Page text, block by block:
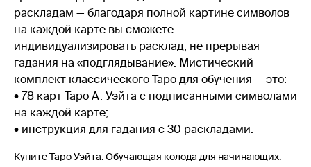
раскладам — благодаря полной картине символов
на каждой карте вы сможете
индивидуализировать расклад, не прерывая
гадания на «подглядывание». Мистический
комплект классического Таро для обучения — это:
• 78 карт Таро А. Уэйта с подписанными символами
на каждой карте;
• инструкция для гадания с 30 раскладами.
Купите Таро Уэйта. Обучающая колода для начинающих.